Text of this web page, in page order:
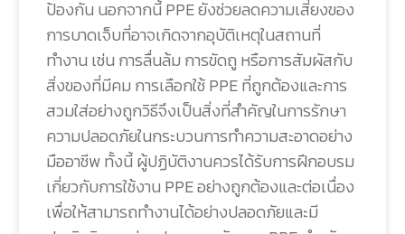
ป้องกัน นอกจากนี้ PPE ยังช่วยลดความเสี่ยงของ
การบาดเจ็บที่อาจเกิดจากอุบัติเหตุในสถานที่
ทำงาน เช่น การลื่นล้ม การขัดถู หรือการสัมผัสกับ
สิ่งของที่มีคม การเลือกใช้ PPE ที่ถูกต้องและการ
สวมใส่อย่างถูกวิธีจึงเป็นสิ่งที่สำคัญในการรักษา
ความปลอดภัยในกระบวนการทำความสะอาดอย่าง
มืออาชีพ ทั้งนี้ ผู้ปฏิบัติงานควรได้รับการฝึกอบรม
เกี่ยวกับการใช้งาน PPE อย่างถูกต้องและต่อเนื่อง
เพื่อให้สามารถทำงานได้อย่างปลอดภัยและมี